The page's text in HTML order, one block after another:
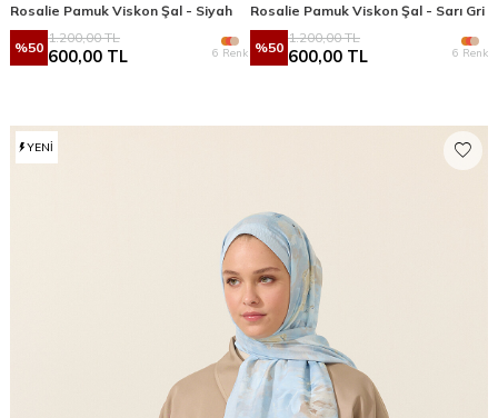
Rosalie Pamuk Viskon Şal - Siyah
%50
1.200,00TL
600,00 TL 6 Renk
Rosalie Pamuk Viskon Şal - Sarı Gri
%50
1.200,00TL
600,00 TL 6 Renk
YENI